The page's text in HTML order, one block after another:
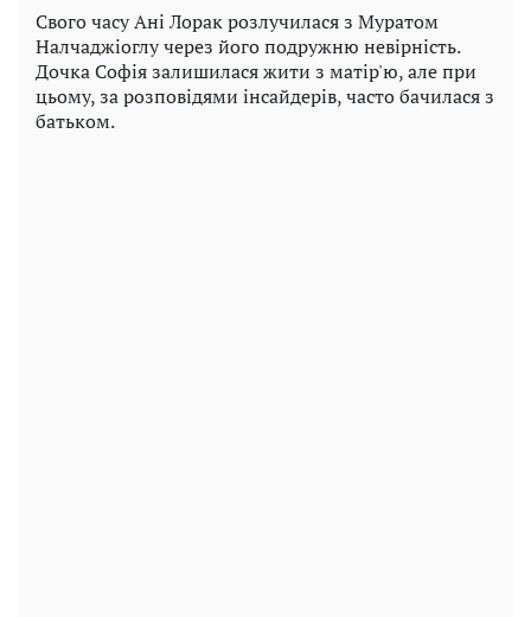
Свого часу Ані Лорак розлучилася з Муратом
Налчаджіоглу через його подружню невірність.
Дочка Софія залишилася жити з матір'ю, але при
цьому, за розповідями інсайдерів, часто бачилася з
батьком.